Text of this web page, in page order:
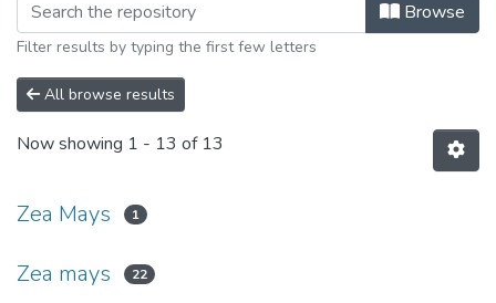
Browse
Filter results by typing the first few letters
All browse results
Now showing 1 - 13 of 13
Zea Mays 1
Zea mays 22